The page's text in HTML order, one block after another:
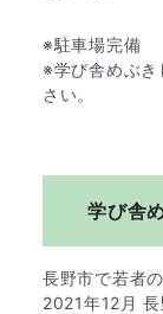
※駐車場完備​​
※学び舎めぶき
さい。
学び舎
長野市で若者
2021年12月 長